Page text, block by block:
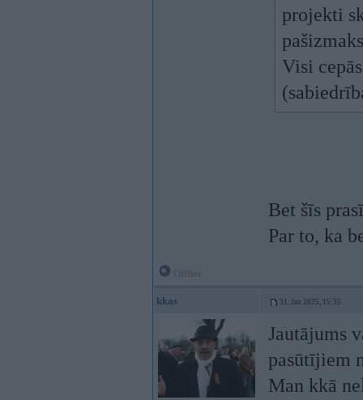
projekti
Visi
Bet šīs
Par to, ka
kkas 31. Jan 2025, 15:35
Jautājums
pasūtījiem
Man kkā